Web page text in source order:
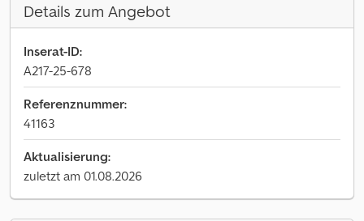
Details zum Angebot
Inserat-ID:
A217-25-678
Referenznummer:
41163
Aktualisierung:
zuletzt am 01.08.2026